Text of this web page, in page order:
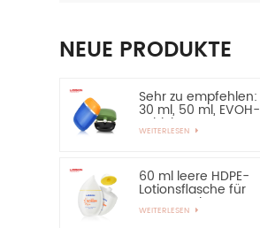
NEUE PRODUKTE
Sehr zu empfehlen:
30 ml, 50 ml, EVOH-
Schicht, HDPE-
Flasche, ovale
WEITERLESEN
60 ml leere HDPE-
Lotionsflasche für
Sonnenschutz –
sehr zu empfehlen
WEITERLESEN